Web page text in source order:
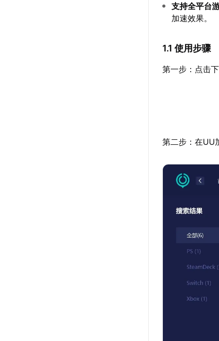
支持全平台
加速效果。
1.1 使用步骤
第一步：点击
第二步：在UU